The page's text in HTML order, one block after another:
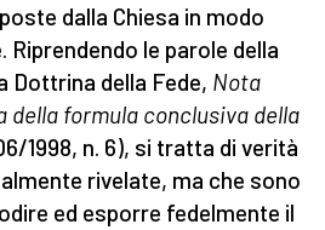
dalla Chiesa in modo
le parole della
Dottrina della Fede, Nota
formula conclusiva della
1998, n. 6), si tratta di verità
rivelate, ma che sono
ed esporre fedelmente il